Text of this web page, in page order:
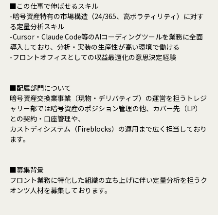
■この仕事で伸ばせるスキル
-暗号資産特有の市場構造（24/365、高ボラティリティ）に対す
る定量分析スキル
-Cursor・Claude Code等のAIコーディングツールを業務に全面
導入しており、分析・実装の生産性が高い環境で働ける
-フロントオフィスとしての収益最適化の意思決定経験
■配属部門について
暗号資産交換業事業（現物・デリバティブ）の運営を担うトレジ
ャリー部では暗号資産のポジション管理の他、カバー先（LP）
との契約・口座管理や、
カストディシステム（Fireblocks）の運用まで広く担当しており
ます。
■募集背景
フロント業務に特化した組織の立ち上げに伴い定量分析を担うク
オンツ人材を募集しております。